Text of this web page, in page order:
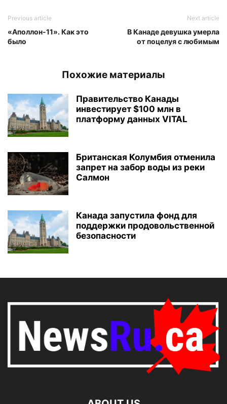
Previous article
«Аполлон-11». Как это
было
Next article
В Канаде девушка умерла
от поцелуя с любимым
Похожие материалы
Правительство Канады
инвестирует $100 млн в
платформу данных VITAL
Британская Колумбия отменила
запрет на забор воды из реки
Салмон
Канада запустила фонд для
поддержки продовольственной
безопасности